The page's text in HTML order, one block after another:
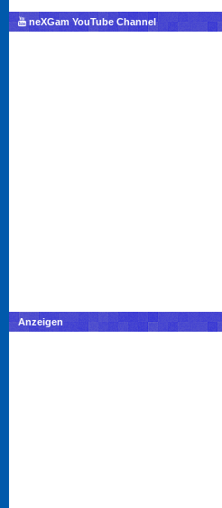
neXGam YouTube Channel
Anzeigen